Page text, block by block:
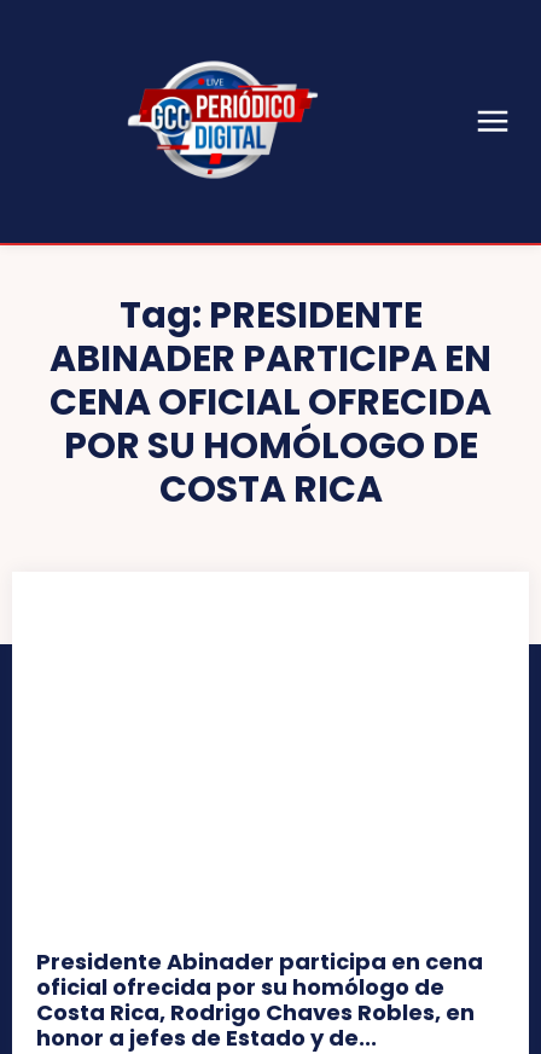
Tag: PRESIDENTE
ABINADER PARTICIPA EN
CENA OFICIAL OFRECIDA
POR SU HOMÓLOGO DE
COSTA RICA
Presidente Abinader participa en cena
oficial ofrecida por su homólogo de
Costa Rica, Rodrigo Chaves Robles, en
honor a jefes de Estado y de...